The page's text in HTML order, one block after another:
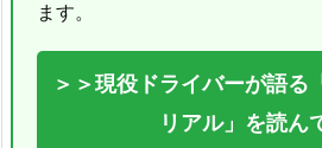
ます。
＞＞現役ドライバーが語る
リアル」を読ん